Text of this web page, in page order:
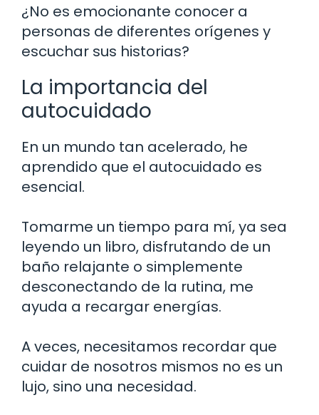
¿No es emocionante conocer a
personas de diferentes orígenes y
escuchar sus historias?
La importancia del
autocuidado
En un mundo tan acelerado, he
aprendido que el autocuidado es
esencial.
Tomarme un tiempo para mí, ya sea
leyendo un libro, disfrutando de un
baño relajante o simplemente
desconectando de la rutina, me
ayuda a recargar energías.
A veces, necesitamos recordar que
cuidar de nosotros mismos no es un
lujo, sino una necesidad.